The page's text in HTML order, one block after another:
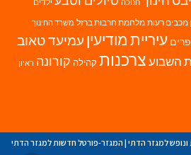
מכבים רעות מלחמת חרבות ברזל משרד החינוך
עיריית מודיעין עמיעד טאוב
השבועצרכנות קהילה קורונה ראיון
למגזר הדתי | המגזר-פורטל חדשות למגזר הדתי